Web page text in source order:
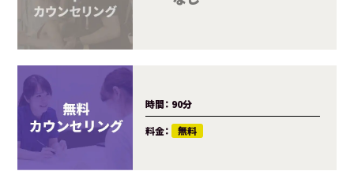
時間： 90分
料金： 無料